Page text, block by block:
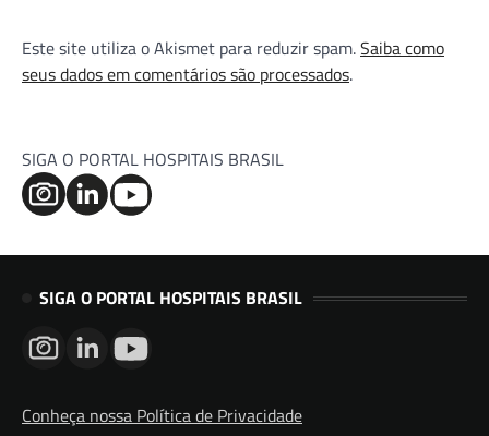
Este site utiliza o Akismet para reduzir spam.Saiba como
seus dados em comentários são processados.
SIGA O PORTAL HOSPITAIS BRASIL
SIGA O PORTAL HOSPITAIS BRASIL
Conheça nossa Política de Privacidade